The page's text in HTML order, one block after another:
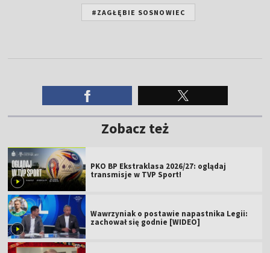
#ZAGŁĘBIE SOSNOWIEC
Zobacz też
PKO BP Ekstraklasa 2026/27: oglądaj
transmisje w TVP Sport!
Wawrzyniak o postawie napastnika Legii:
zachował się godnie [WIDEO]